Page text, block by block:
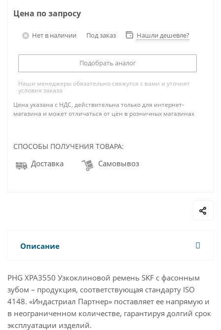
Цена по запросу
Нет в наличии Под заказ Нашли дешевле?
Подобрать аналог
Наши менеджеры обязательно свяжутся с вами и уточнят
условия заказа
Цена указана с НДС, действительна только для интернет-
магазина и может отличаться от цен в розничных магазинах
СПОСОБЫ ПОЛУЧЕНИЯ ТОВАРА:
Доставка Самовывоз
Описание
PHG XPA3550 Узкоклиновой ремень SKF с фасонным
зубом – продукция, соответствующая стандарту ISO
4148. «Индастриал Партнер» поставляет ее напрямую и
в неограниченном количестве, гарантируя долгий срок
эксплуатации изделий.